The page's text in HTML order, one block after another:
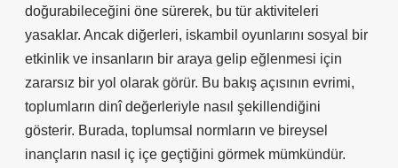
doğurabileceğini öne sürerek, bu tür aktiviteleri
yasaklar. Ancak diğerleri, iskambil oyunlarını sosyal bir
etkinlik ve insanların bir araya gelip eğlenmesi için
zararsız bir yol olarak görür. Bu bakış açısının evrimi,
toplumların dinî değerleriyle nasıl şekillendiğini
gösterir. Burada, toplumsal normların ve bireysel
inançların nasıl iç içe geçtiğini görmek mümkündür.